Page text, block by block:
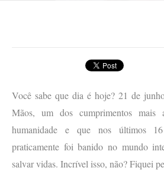
Você sabe que dia é hoje? 21 de
Mãos, um dos cumprimentos mais
humanidade e que nos últimos
praticamente foi banido no mundo
salvar vidas. Incrível isso, não? Fiquei